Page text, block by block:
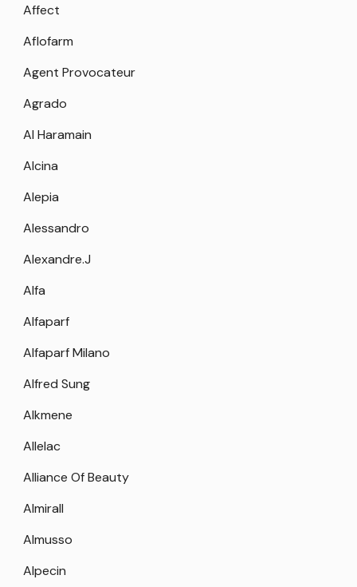
Affect
Aflofarm
Agent Provocateur
Agrado
Al Haramain
Alcina
Alepia
Alessandro
Alexandre.J
Alfa
Alfaparf
Alfaparf Milano
Alfred Sung
Alkmene
Allelac
Alliance Of Beauty
Almirall
Almusso
Alpecin